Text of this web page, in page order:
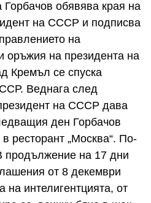
обявява края на
на СССР и подписва
на
оръжия на президента на
Кремъл се спуска
Веднага след
на СССР дава
ден Горбачов
ресторант „Москва“. По-
продължение на 17 дни
от 8 декември
на интелигентцията, от